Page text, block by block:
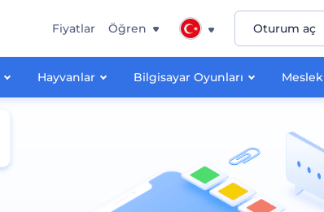
Hayvanlar Bilgisayar Oyunları Meslek
Fiyatlar Öğren Oturum aç